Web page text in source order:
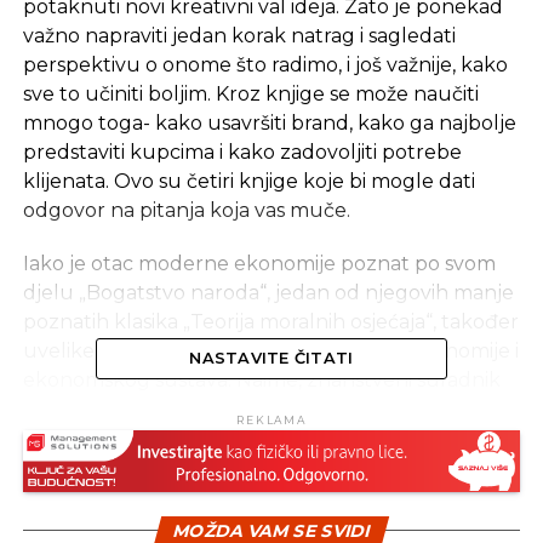
potaknuti novi kreativni val ideja. Zato je ponekad
važno napraviti jedan korak natrag i sagledati
perspektivu o onome što radimo, i još važnije, kako
sve to učiniti boljim. Kroz knjige se može naučiti
mnogo toga- kako usavršiti brand, kako ga najbolje
predstaviti kupcima i kako zadovoljiti potrebe
klijenata. Ovo su četiri knjige koje bi mogle dati
odgovor na pitanja koja vas muče.
Iako je otac moderne ekonomije poznat po svom
djelu „Bogatstvo naroda“, jedan od njegovih manje
uvelike može utjecati na vaše poimanje ekonomije i
ekonomskog sustava. Naime, znanstveni suradnik
Smitha odgovorio koje su to ključne komponente
moralnih osjećaja. Objasnio je ljudsku prirodu, te
kako se pronalazi sreća, kao i ono važnije, kako ona
utječe na naš rad. Ova knjiga će vas prisiliti na
NASTAVITE ČITATI
REKLAMA
MOŽDA VAM SE SVIDI